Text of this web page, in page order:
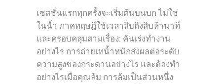
เซสชั่นแรกทุกครั้งจะเริ่มต้นบนบก ไม่ใช่
ในน้ำ ภาคทฤษฎีใช้เวลาสิบถึงสิบห้านาที
และครอบคลุมสามเรื่อง: คันเร่งทำงาน
อย่างไร การถ่ายเทน้ำหนักส่งผลต่อระดับ
ความสูงของกระดานอย่างไร และต้องทำ
อย่างไรเมื่อคุณล้ม การล้มเป็นส่วนหนึ่ง